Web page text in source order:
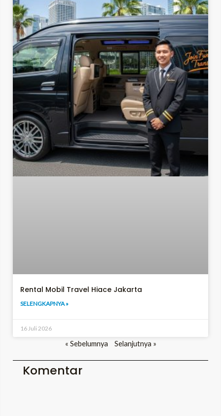
Rental Mobil Travel Hiace Jakarta
SELENGKAPNYA »
16 Juli 2026
« Sebelumnya Selanjutnya »
Komentar